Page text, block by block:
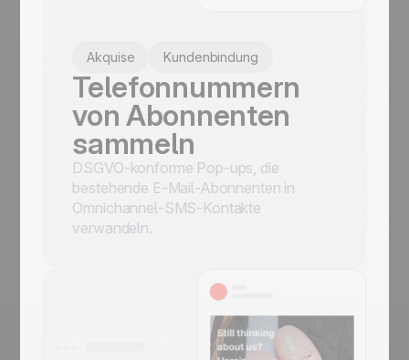
Akquise Kundenbindung
Telefonnummern
von Abonnenten
sammeln
DSGVO-konforme Pop-ups, die
bestehende E-Mail-Abonnenten in
Omnichannel-SMS-Kontakte
verwandeln.